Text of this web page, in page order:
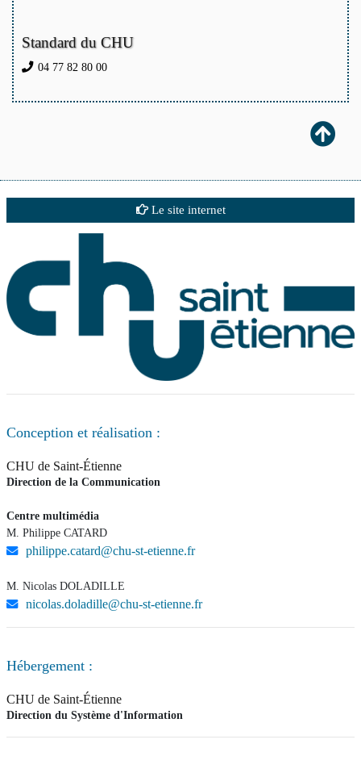
Le site internet
Conception et réalisation :
CHU de Saint-Étienne
Direction de la Communication
Centre multimédia
M. Philippe CATARD
philippe.catard@chu-st-etienne.fr
M. Nicolas DOLADILLE
nicolas.doladille@chu-st-etienne.fr
Hébergement :
CHU de Saint-Étienne
Direction du Système d'Information
Standard du CHU
04 77 82 80 00